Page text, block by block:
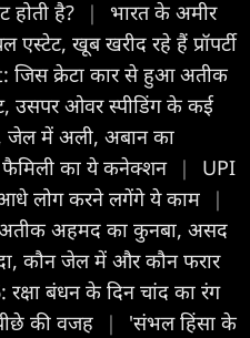
होती है?
|
भारत के अमीर
खूब खरीद रहे हैं प्रॉपर्टी
क्रेटा कार से हुआ अतीक
उसपर ओवर स्पीडिंग के कई
जेल में अली, अबान का
का ये कनेक्शन |
UPI
आधे लोग करने लगेंगे ये काम
|
अतीक अहमद का कुनबा, असद
कौन जेल में और कौन फरार
बंधन के दिन चांद का रंग
की वजह
|
'संभल हिंसा के